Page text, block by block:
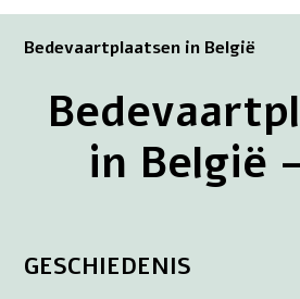
Bedevaartplaatsen in België
in België
GESCHIEDENIS